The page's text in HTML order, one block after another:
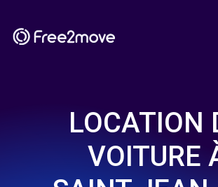
LOCATION
VOITURE